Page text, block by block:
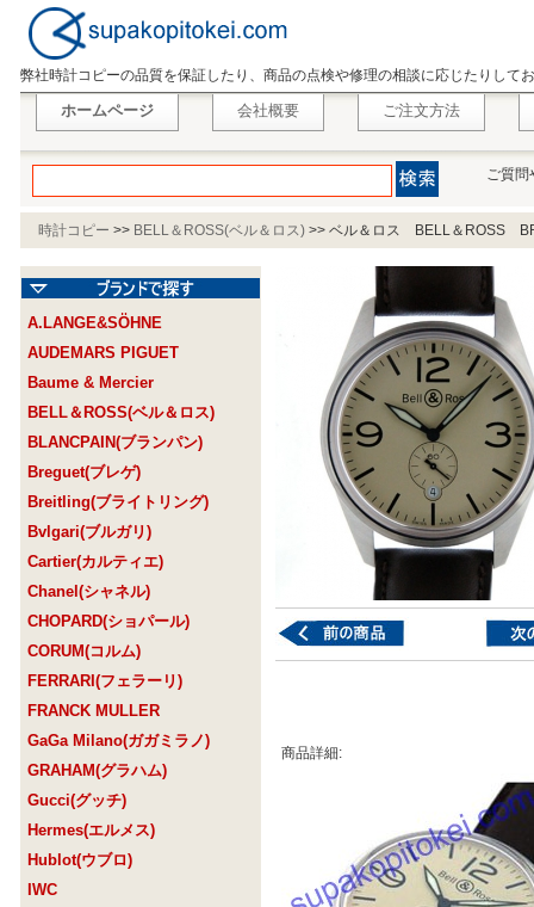
弊社時計コピーの品質を保証したり、商品の点検や修理の相談に応じたりして
ホームページ 会社概要 ご注文方法
ご質問
時計コピー >> BELL＆ROSS(ベル＆ロス) >> ベル＆ロス BELL＆ROSS
A.LANGE&SÖHNE
AUDEMARS PIGUET
Baume & Mercier
BELL＆ROSS(ベル＆ロス)
BLANCPAIN(ブランパン)
Breguet(ブレゲ)
Breitling(ブライトリング)
Bvlgari(ブルガリ)
Cartier(カルティエ)
Chanel(シャネル)
CHOPARD(ショパール)
CORUM(コルム)
FERRARI(フェラーリ)
FRANCK MULLER
GaGa Milano(ガガミラノ)
GRAHAM(グラハム)
Gucci(グッチ)
Hermes(エルメス)
Hublot(ウブロ)
IWC
商品詳細: